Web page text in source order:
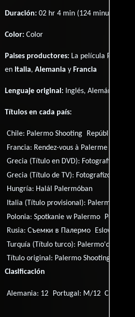
Duración: 02 hr 4 min (124 minutos) .
Color: Color
Paises productores: La película Palermo
en Italia, Alemania y Francia
Lenguaje original: Inglés, Alemán
Títulos en cada país:
Chile: Palermo Shooting República
Francia: Rendez-vous à Palerme
Grecia (Título en DVD): Fotografies sto
Grecia (Título de TV): Fotografizontas to
Hungría: Halál Palermóban
Italia (Título provisional): Palermo Story
Polonia:Spotkanie w Palermo Portugal:
Rusia:Съемки в Палермо Eslovaquia:
Turquía (Título turco): Palermo'da
Título original: Palermo Shooting
Clasificación
Alemania: 12 Portugal: M/12 Corea del